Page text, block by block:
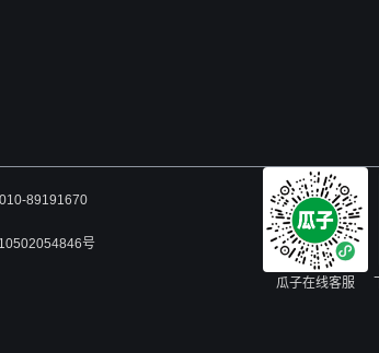
89191670
号
瓜子在线客服